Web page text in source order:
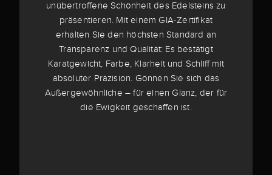
unübertroffene Schönheit des Edelsteins zu
präsentieren. Mit einem GIA-Zertifikat
erhalten Sie den höchsten Standard an
Transparenz und Qualität: Es bestätigt
Karatgewicht, Farbe, Klarheit und Schliff mit
absoluter Präzision. Gönnen Sie sich das
Außergewöhnliche – für einen Glanz, der für
die Ewigkeit geschaffen ist.